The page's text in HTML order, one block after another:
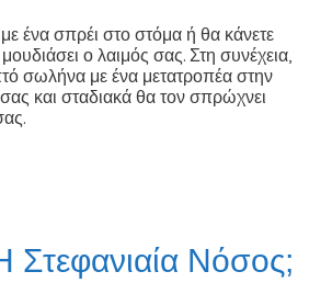
ένα σπρέι στο στόμα ή θα κάνετε
ο λαιμός σας. Στη συνέχεια,
σωλήνα με ένα μετατροπέα στην
και σταδιακά θα τον σπρώχνει
Στεφανιαία Νόσος;